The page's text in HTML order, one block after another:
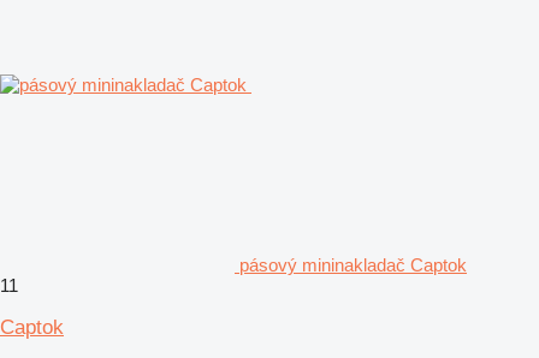
pásový mininakladač Captok
11
Captok